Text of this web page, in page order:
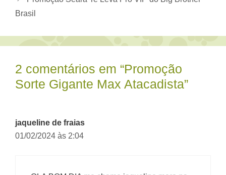
Brasil
2 comentários em “Promoção
Sorte Gigante Max Atacadista”
jaqueline de fraias
01/02/2024 às 2:04